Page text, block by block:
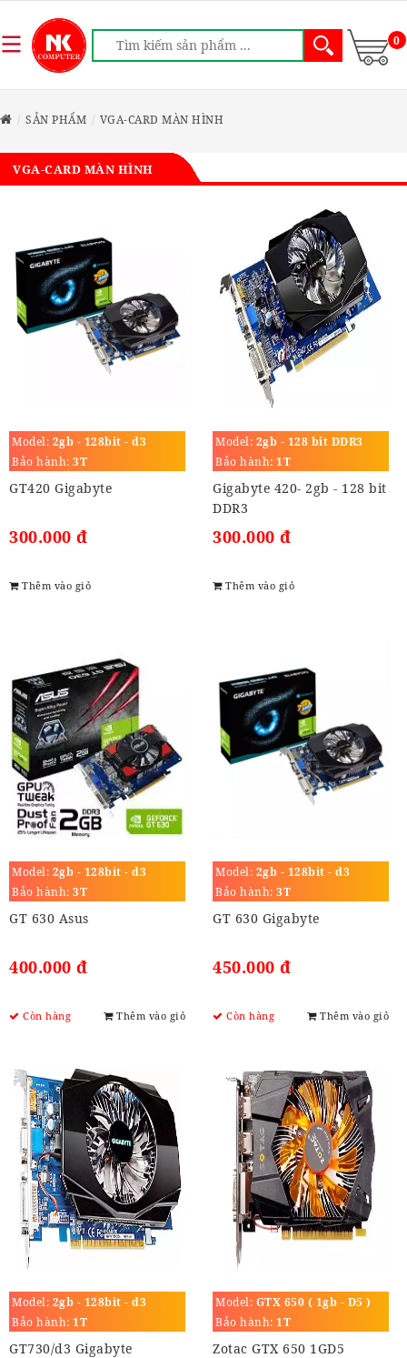
0
SẢN PHẨM VGA-CARD MÀN HÌNH
VGA-CARD MÀN HÌNH
Model: 2gb - 128bit - d3
Bảo hành: 3T
GT420 Gigabyte
300.000 đ
Thêm vào giỏ
Model: 2gb - 128 bit DDR3
Bảo hành: 1T
Gigabyte 420- 2gb - 128 bit
DDR3
300.000 đ
Thêm vào giỏ
Model: 2gb - 128bit - d3
Bảo hành: 3T
GT 630 Asus
400.000 đ
Còn hàng Thêm vào giỏ
Model: 2gb - 128bit - d3
Bảo hành: 3T
GT 630 Gigabyte
450.000 đ
Còn hàng Thêm vào giỏ
Model: 2gb - 128bit - d3
Bảo hành: 1T
GT730/d3 Gigabyte
Model: GTX 650 ( 1gb - D5 )
Bảo hành: 1T
Zotac GTX 650 1GD5